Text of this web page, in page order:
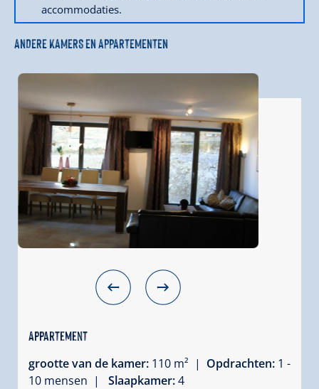
accommodaties.
ANDERE KAMERS EN APPARTEMENTEN
Appartement
grootte van de kamer: 110 m² | Opdrachten: 1 -
10 mensen |
Slaapkamer:4